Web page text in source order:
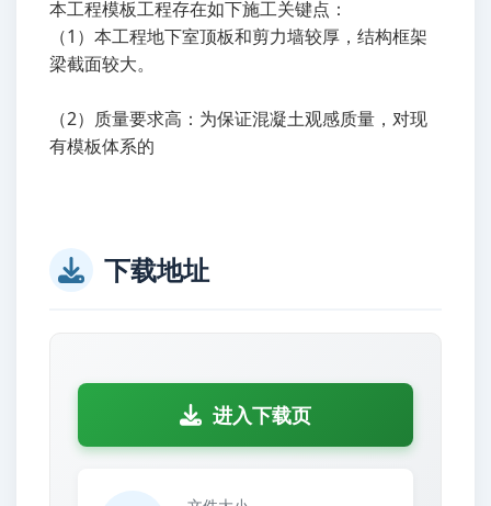
本工程模板工程存在如下施工关键点：
（1）本工程地下室顶板和剪力墙较厚，结构框架
梁截面较大。
（2）质量要求高：为保证混凝土观感质量，对现
有模板体系的
下载地址
进入下载页